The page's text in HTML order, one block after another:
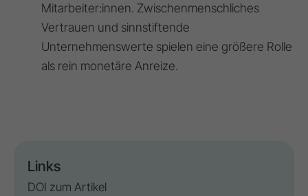
Mitarbeiter:innen. Zwischenmenschliches
Vertrauen und sinnstiftende
Unternehmenswerte spielen eine größere Rolle
als rein monetäre Anreize.
Links
DOI zum Artikel